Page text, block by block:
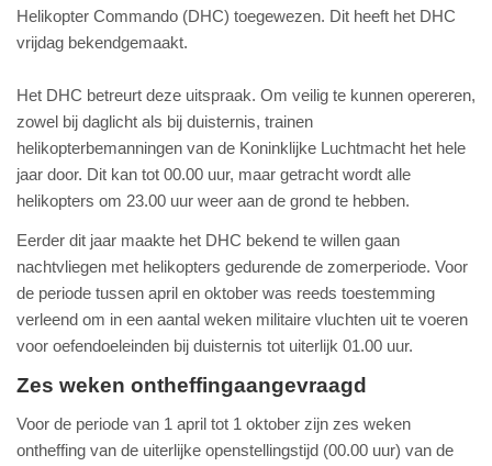
Helikopter Commando (DHC) toegewezen. Dit heeft het DHC
vrijdag bekendgemaakt.
Het DHC betreurt deze uitspraak. Om veilig te kunnen opereren,
zowel bij daglicht als bij duisternis, trainen
helikopterbemanningen van de Koninklijke Luchtmacht het hele
jaar door. Dit kan tot 00.00 uur, maar getracht wordt alle
helikopters om 23.00 uur weer aan de grond te hebben.
Eerder dit jaar maakte het DHC bekend te willen gaan
nachtvliegen met helikopters gedurende de zomerperiode. Voor
de periode tussen april en oktober was reeds toestemming
verleend om in een aantal weken militaire vluchten uit te voeren
voor oefendoeleinden bij duisternis tot uiterlijk 01.00 uur.
Zes weken ontheffingaangevraagd
Voor de periode van 1 april tot 1 oktober zijn zes weken
ontheffing van de uiterlijke openstellingstijd (00.00 uur) van de